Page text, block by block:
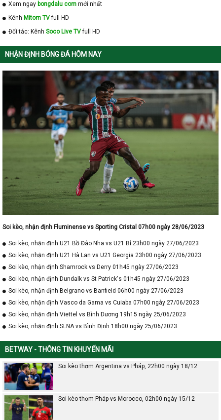
Xem ngay bongdalu com mới nhất
Kênh Mitom TVfull HD
Đối tác: Kênh Soco Live TVfull HD
NHẬN ĐỊNH BÓNG ĐÁ HÔM NAY
Soi kèo, nhận định Fluminense vs Sporting Cristal 07h00 ngày 28/06/2023
Soi kèo, nhận định U21 Bồ Đào Nha vs U21 Bỉ 23h00 ngày 27/06/2023
Soi kèo, nhận định U21 Hà Lan vs U21 Georgia 23h00 ngày 27/06/2023
Soi kèo, nhận định Shamrock vs Derry 01h45 ngày 27/06/2023
Soi kèo, nhận định Dundalk vs St Patrick's 01h45 ngày 27/06/2023
Soi kèo, nhận định Belgrano vs Banfield 06h00 ngày 27/06/2023
Soi kèo, nhận định Vasco da Gama vs Cuiaba 07h00 ngày 27/06/2023
Soi kèo, nhận định Viettel vs Bình Dương 19h15 ngày 25/06/2023
Soi kèo, nhận định SLNA vs Bình Định 18h00 ngày 25/06/2023
BETWAY - THÔNG TIN KHUYẾN MÃI
Soi kèo thơm Argentina vs Pháp, 22h00 ngày 18/12
Soi kèo thơm Pháp vs Morocco, 02h00 ngày 15/12